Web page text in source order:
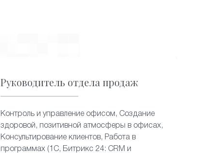
Руководитель отдела продаж
Контроль и управление офисом, Создание
здоровой, позитивной атмосферы в офисах,
Консультирование клиентов, Работа в
программах (1С, Битрикс 24: CRM и